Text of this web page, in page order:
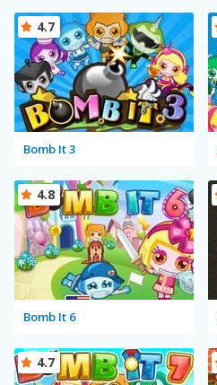
Bomb It 3
4.7
Bomb It 6
4.8
4.7